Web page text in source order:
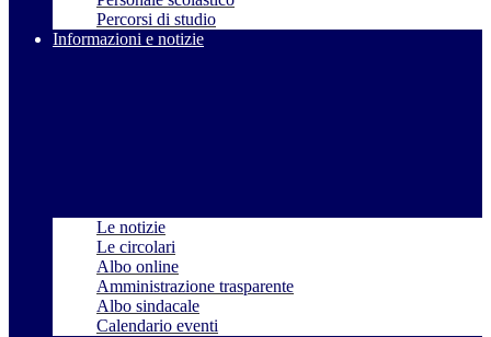
Percorsi di studio
Informazioni e notizie
Le notizie
Le circolari
Albo online
Amministrazione trasparente
Albo sindacale
Calendario eventi